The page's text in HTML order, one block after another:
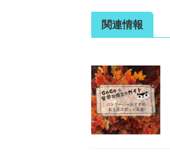
関連情報